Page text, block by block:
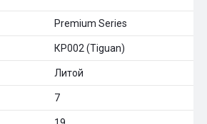
Premium Series
КР002 (Tiguan)
Литой
7